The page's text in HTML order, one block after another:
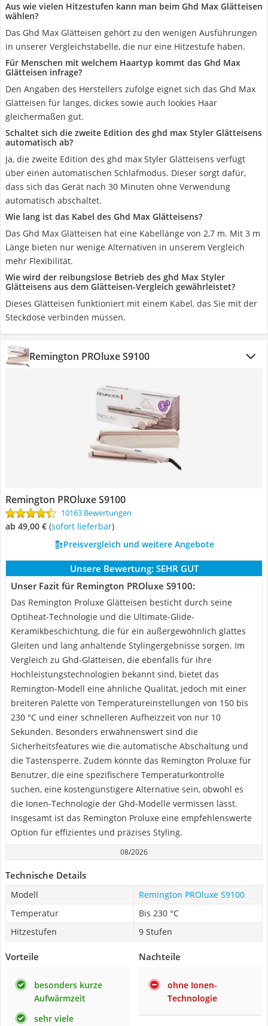
Aus wie vielen Hitzestufen kann man beim Ghd Max Glätteisen
wählen?
Das Ghd Max Glätteisen gehört zu den wenigen Ausführungen
in unserer Vergleichstabelle, die nur eine Hitzestufe haben.
Für Menschen mit welchem Haartyp kommt das Ghd Max
Glätteisen infrage?
Den Angaben des Herstellers zufolge eignet sich das Ghd Max
Glätteisen für langes, dickes sowie auch lookies Haar
gleichermaßen gut.
Schaltet sich die zweite Edition des ghd max Styler Glätteisens
automatisch ab?
Ja, die zweite Edition des ghd max Styler Glätteisens verfügt
über einen automatischen Schlafmodus. Dieser sorgt dafür,
dass sich das Gerät nach 30 Minuten ohne Verwendung
automatisch abschaltet.
Wie lang ist das Kabel des Ghd Max Glätteisens?
Das Ghd Max Glätteisen hat eine Kabellänge von 2,7 m. Mit 3 m
Länge bieten nur wenige Alternativen in unserem Vergleich
mehr Flexibilität.
Wie wird der reibungslose Betrieb des ghd Max Styler
Glätteisens aus dem Glätteisen-Vergleich gewährleistet?
Dieses Glätteisen funktioniert mit einem Kabel, das Sie mit der
Steckdose verbinden müssen.
Remington PROluxe S9100
Remington PROluxe S9100
10163 Bewertungen
ab 49,00 € ( Sofort lieferbar)
Preisvergleich und weitere Angebote
Unsere Bewertung: SEHR GUT
Unser Fazit für Remington PROluxe S9100:
Das Remington Proluxe Glätteisen besticht durch seine
Optiheat-Technologie und die Ultimate-Glide-
Keramikbeschichtung, die für ein außergewöhnlich glattes
Gleiten und lang anhaltende Stylingergebnisse sorgen. Im
Vergleich zu Ghd-Glätteisen, die ebenfalls für ihre
Hochleistungstechnologien bekannt sind, bietet das
Remington-Modell eine ähnliche Qualität, jedoch mit einer
breiteren Palette von Temperatureinstellungen von 150 bis
230 °C und einer schnelleren Aufheizzeit von nur 10
Sekunden. Besonders erwähnenswert sind die
Sicherheitsfeatures wie die automatische Abschaltung und
die Tastensperre. Zudem könnte das Remington Proluxe für
Benutzer, die eine spezifischere Temperaturkontrolle
suchen, eine kostengünstigere Alternative sein, obwohl es
die Ionen-Technologie der Ghd-Modelle vermissen lässt.
Insgesamt ist das Remington Proluxe eine empfehlenswerte
Option für effizientes und präzises Styling.
08/2026
Technische Details
Modell
Remington PROluxe S9100
Temperatur
Bis 230 °C
Hitzestufen
9 Stufen
Vorteile
besonders kurze
Aufwärmzeit
sehr viele
Nachteile
ohne Ionen-
Technologie